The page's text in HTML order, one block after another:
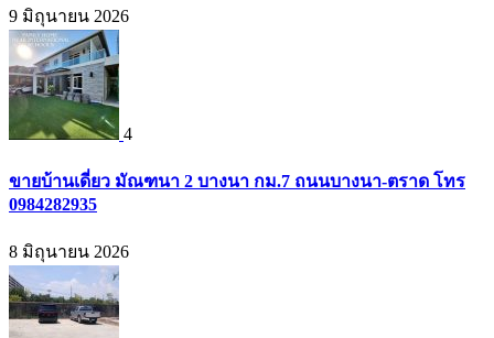
9 มิถุนายน 2026
4
ขายบ้านเดี่ยว มัณฑนา 2 บางนา กม.7 ถนนบางนา-ตราด โทร
0984282935
8 มิถุนายน 2026